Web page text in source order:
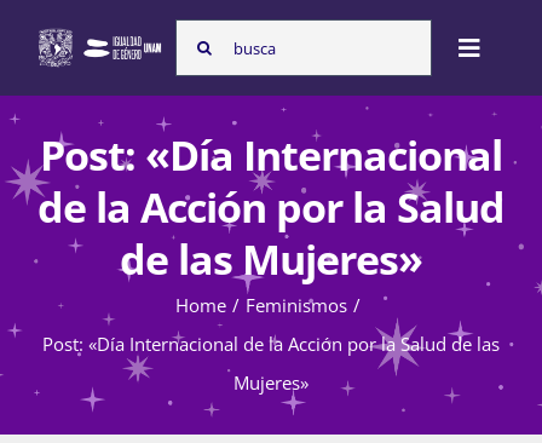
content
Search
for:
Toggle
Inicio
Nosotras
Programas
Post: «Día Internacional
de la Acción por la Salud
de las Mujeres»
Home
Feminismos
Post: «Día Internacional de la Acción por la Salud de las
Mujeres»